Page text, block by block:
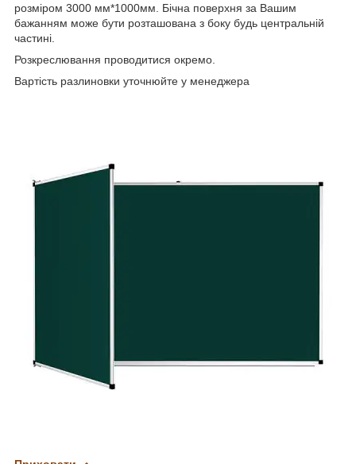
розміром 3000 мм*1000мм. Бічна поверхня за Вашим
бажанням може бути розташована з боку будь центральній
частині.
Розкреслювання проводитися окремо.
Вартість разлиновки уточнюйте у менеджера